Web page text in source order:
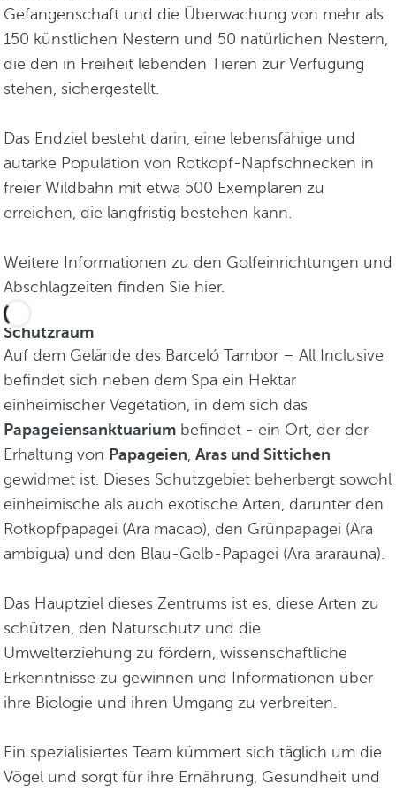
Gefangenschaft und die Überwachung von mehr als
150 künstlichen Nestern und 50 natürlichen Nestern,
die den in Freiheit lebenden Tieren zur Verfügung
stehen, sichergestellt.
Das Endziel besteht darin, eine lebensfähige und
autarke Population von Rotkopf-Napfschnecken in
freier Wildbahn mit etwa 500 Exemplaren zu
erreichen, die langfristig bestehen kann.
Weitere Informationen zu den Golfeinrichtungen und
Abschlagzeiten finden Sie hier.
Schutzraum
Auf dem Gelände des Barceló Tambor – All Inclusive
befindet sich neben dem Spa ein Hektar
einheimischer Vegetation, in dem sich das
Papageiensanktuarium befindet - ein Ort, der der
Erhaltung von Papageien, Aras und Sittichen
gewidmet ist. Dieses Schutzgebiet beherbergt sowohl
einheimische als auch exotische Arten, darunter den
Rotkopfpapagei (Ara macao), den Grünpapagei (Ara
ambigua) und den Blau-Gelb-Papagei (Ara ararauna).
Das Hauptziel dieses Zentrums ist es, diese Arten zu
schützen, den Naturschutz und die
Umwelterziehung zu fördern, wissenschaftliche
Erkenntnisse zu gewinnen und Informationen über
ihre Biologie und ihren Umgang zu verbreiten.
Ein spezialisiertes Team kümmert sich täglich um die
Vögel und sorgt für ihre Ernährung, Gesundheit und